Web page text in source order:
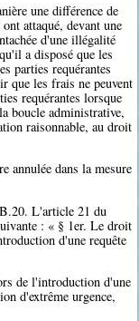
une différence de
attaqué, devant une
d'une illégalité
a disposé que les
parties requérantes
que les frais ne peuvent
requérantes lorsque
boucle administrative,
raisonnable, au droit
annulée dans la mesure
L'article 21 du
: « § 1er. Le droit
d'une requête
de l'introduction d'une
d'extrême urgence,